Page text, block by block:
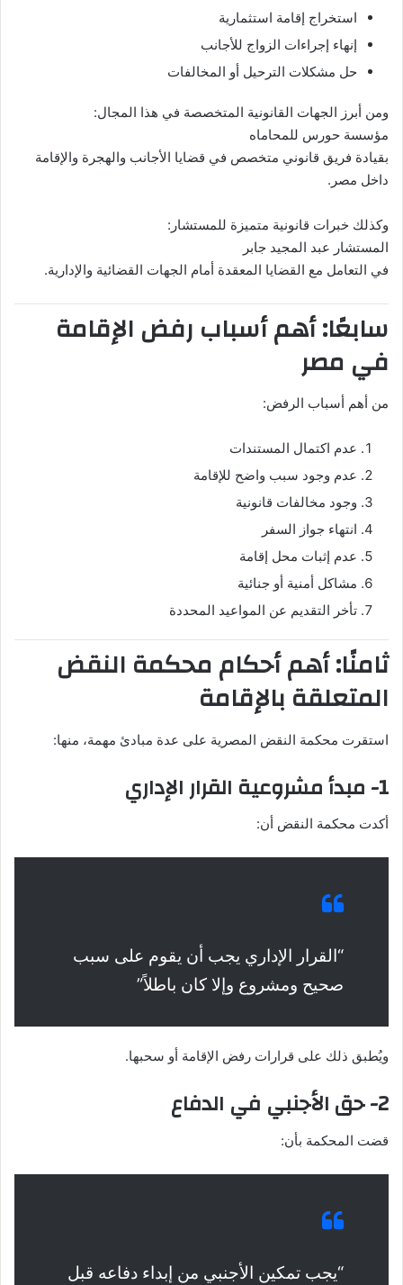
استخراج إقامة استثمارية
إنهاء إجراءات الزواج للأجانب
حل مشكلات الترحيل أو المخالفات
ومن أبرز الجهات القانونية المتخصصة في هذا المجال:
مؤسسة حورس للمحاماه
بقيادة فريق قانوني متخصص في قضايا الأجانب والهجرة والإقامة
داخل مصر.
وكذلك خبرات قانونية متميزة للمستشار:
المستشار عبد المجيد جابر
في التعامل مع القضايا المعقدة أمام الجهات القضائية والإدارية.
سابعًا: أهم أسباب رفض الإقامة
في مصر
من أهم أسباب الرفض:
عدم اكتمال المستندات
عدم وجود سبب واضح للإقامة
وجود مخالفات قانونية
انتهاء جواز السفر
عدم إثبات محل إقامة
مشاكل أمنية أو جنائية
تأخر التقديم عن المواعيد المحددة
ثامنًا: أهم أحكام محكمة النقض
المتعلقة بالإقامة
استقرت محكمة النقض المصرية على عدة مبادئ مهمة، منها:
1- مبدأ مشروعية القرار الإداري
أكدت محكمة النقض أن:
“القرار الإداري يجب أن يقوم على سبب
صحيح ومشروع وإلا كان باطلاً”
ويُطبق ذلك على قرارات رفض الإقامة أو سحبها.
2- حق الأجنبي في الدفاع
قضت المحكمة بأن:
“يجب تمكين الأجنبي من إبداء دفاعه قبل